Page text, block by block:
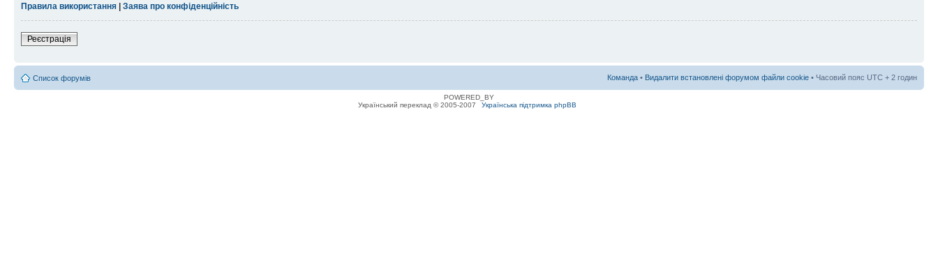
Правила використання | Заява про конфіденційність
Реєстрація
Список форумів Команда • Видалити встановлені форумом файли cookie • Часовий пояс UTC + 2 годин
POWERED_BY
Український переклад © 2005-2007
Українська підтримка phpBB